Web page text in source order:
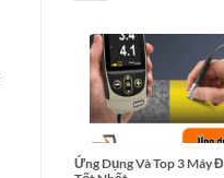
Ứng Dụng Và Top 3 Máy